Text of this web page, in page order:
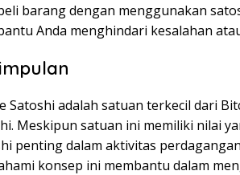
barang dengan menggunakan
Anda menghindari kesalahan
Satoshi adalah satuan terkecil dari
Meskipun satuan ini memiliki nilai
penting dalam aktivitas
konsep ini membantu dalam